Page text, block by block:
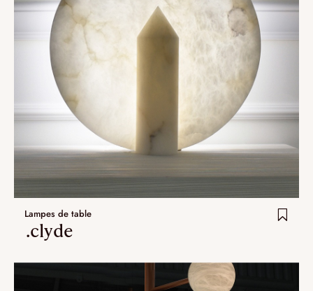
Lampes de table
.clyde